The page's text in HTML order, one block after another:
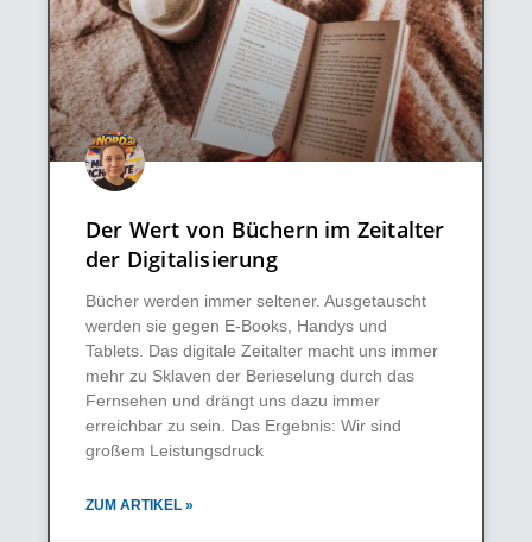
Der Wert von Büchern im Zeitalter
der Digitalisierung
Bücher werden immer seltener. Ausgetauscht
werden sie gegen E-Books, Handys und
Tablets. Das digitale Zeitalter macht uns immer
mehr zu Sklaven der Berieselung durch das
Fernsehen und drängt uns dazu immer
erreichbar zu sein. Das Ergebnis: Wir sind
großem Leistungsdruck
ZUM ARTIKEL »